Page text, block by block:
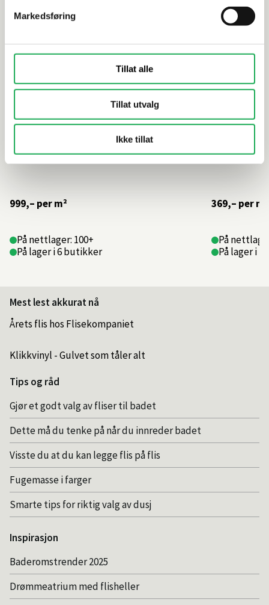
Markedsføring
Tillat alle
Tillat utvalg
Ikke tillat
999,– per m²
På nettlager: 100+
På lager i 6 butikker
369,– per m²
På
På lager i
Mest lest akkurat nå
Årets flis hos Flisekompaniet
Klikkvinyl - Gulvet som tåler alt
Tips og råd
Gjør et godt valg av fliser til badet
Dette må du tenke på når du innreder badet
Visste du at du kan legge flis på flis
Fugemasse i farger
Smarte tips for riktig valg av dusj
Inspirasjon
Baderomstrender 2025
Drømmeatrium med flisheller